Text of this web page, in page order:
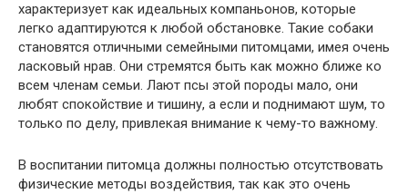
характеризует как идеальных компаньонов, которые
легко адаптируются к любой обстановке. Такие собаки
становятся отличными семейными питомцами, имея очень
ласковый нрав. Они стремятся быть как можно ближе ко
всем членам семьи. Лают псы этой породы мало, они
любят спокойствие и тишину, а если и поднимают шум, то
только по делу, привлекая внимание к чему-то важному.
В воспитании питомца должны полностью отсутствовать
физические методы воздействия, так как это очень